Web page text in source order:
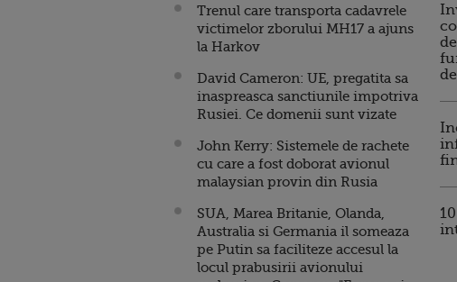
Trenul care transporta cadavrele
victimelor zborului MH17 a ajuns
la Harkov
David Cameron: UE, pregatita sa
inaspreasca sanctiunile impotriva
Rusiei. Ce domenii sunt vizate
John Kerry: Sistemele de rachete
cu care a fost doborat avionul
malaysian provin din Rusia
SUA, Marea Britanie, Olanda,
Australia si Germania il someaza
pe Putin sa faciliteze accesul la
locul prabusirii avionului